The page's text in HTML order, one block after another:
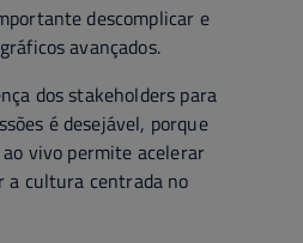
descomplicar e
avançados.
dos stakeholders para
é desejável, porque
vivo permite acelerar
a cultura centrada no